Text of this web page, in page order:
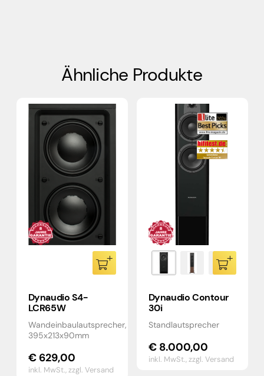
Ähnliche Produkte
Dynaudio S4-
LCR65W
Wandeinbaulautsprecher,
395x213x90mm
€629,00
inkl. MwSt.,zzgl. Versand
Dynaudio Contour
30i
Standlautsprecher
€8.000,00
inkl. MwSt.,zzgl. Versand